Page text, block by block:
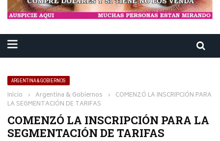
ARGENTINA & GOBIERNOS
Inicio › Argentina & Gobiernos › COMENZÓ LA INSCRIPCIÓN PARA
LA SEGMENTACIÓN DE TARIFAS
COMENZÓ LA INSCRIPCIÓN PARA LA
SEGMENTACIÓN DE TARIFAS